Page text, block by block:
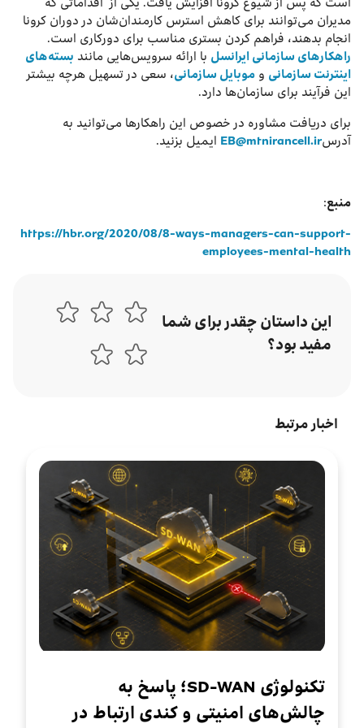
مدیران می‌توانند برای کاهش استرس کارمندان‌شان در دوران کرونا
انجام بدهند، فراهم کردن بستری مناسب برای دورکاری است.
راهکارهای سازمانی ایرانسل با ارائه سرویس‌هایی مانند بسته‌های
اینترنت سازمانی و موبایل سازمانی، سعی در تسهیل هرچه بیشتر
این فرآیند برای سازمان‌ها دارد.
برای دریافت مشاوره در خصوص این راهکارها می‌توانید به
آدرسEB@mtnirancell.ir ایمیل بزنید.
منبع:
https://hbr.org/2020/08/8-ways-managers-can-support-
employees-mental-health
این داستان چقدر برای شما
مفید بود؟
اخبار مرتبط
تکنولوژی SD-WAN؛ پاسخ به
چالش‌های امنیتی و کندی ارتباط در